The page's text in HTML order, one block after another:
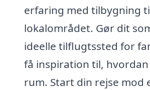
erfaring med tilbygning
lokalområdet. Gør dit
ideelle tilflugtssted for
få inspiration til,
rum. Start din rejse mod